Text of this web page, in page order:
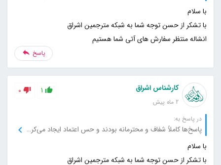
انشاله منتظر سفارش های آتی شما هستیم
پاسخ
کارشناس اشراق
2 ماه پیش
1
0
در پاسخ به:
پاسخ‌ها کاملاً شفاف و محترمانه بودند و حس اعتماد ایجاد می‌کردند.